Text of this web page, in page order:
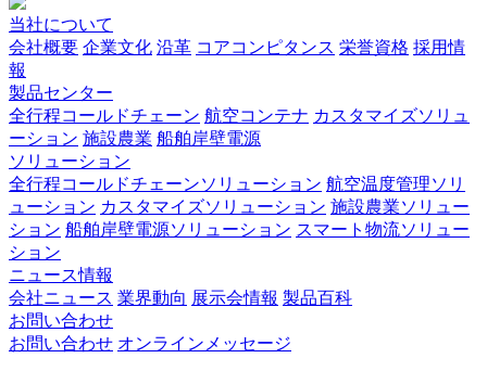
当社について
会社概要 企業文化 沿革 コアコンピタンス 栄誉資格 採用情
報
製品センター
全行程コールドチェーン 航空コンテナ カスタマイズソリュ
ーション 施設農業 船舶岸壁電源
ソリューション
全行程コールドチェーンソリューション 航空温度管理ソリ
ューション カスタマイズソリューション 施設農業ソリュー
ション 船舶岸壁電源ソリューション スマート物流ソリュー
ション
ニュース情報
会社ニュース 業界動向 展示会情報 製品百科
お問い合わせ
お問い合わせ オンラインメッセージ